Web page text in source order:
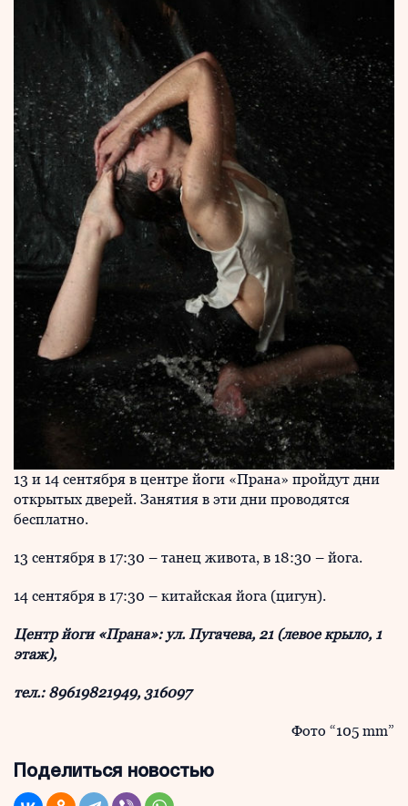
13 и 14 сентября в центре йоги «Прана» пройдут дни
открытых дверей. Занятия в эти дни проводятся
бесплатно.
13 сентября в 17:30 – танец живота, в 18:30 – йога.
14 сентября в 17:30 – китайская йога (цигун).
Центр йоги «Прана»: ул. Пугачева, 21 (левое крыло, 1
этаж),
тел.: 89619821949, 316097
Фото “105 mm”
Поделиться новостью